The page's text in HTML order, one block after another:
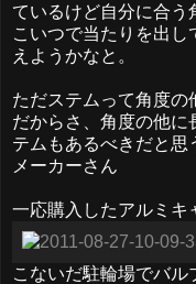
ているけど自分に合う
こいつで当たりを出
えようかなと。
ただステムって角度の
だからさ、角度の他に
テムもあるべきだと
メーカーさん
一応購入したアルミキ
こないだ駐輪場でバル